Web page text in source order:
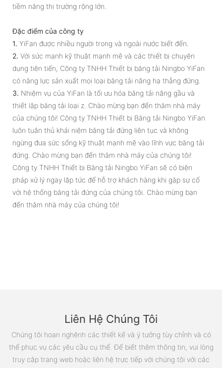
tiềm năng thị trường rộng lớn.
Đặc điểm của công ty
1. YiFan được nhiều người trong và ngoài nước biết đến.
2. Với sức mạnh kỹ thuật mạnh mẽ và các thiết bị chuyên
dụng tiên tiến, Công ty TNHH Thiết bị băng tải Ningbo YiFan
có năng lực sản xuất mọi loại băng tải nâng hạ thẳng đứng.
3. Nhiệm vụ của YiFan là tối ưu hóa băng tải nâng gầu và
thiết lập băng tải loại z. Chào mừng bạn đến thăm nhà máy
của chúng tôi! Công ty TNHH Thiết bị Băng tải Ningbo YiFan
luôn tuân thủ khái niệm băng tải đứng liên tục và không
ngừng đưa sức sống kỹ thuật mạnh mẽ vào lĩnh vực băng tải
đứng. Chào mừng bạn đến thăm nhà máy của chúng tôi!
Công ty TNHH Thiết bị Băng tải Ningbo YiFan sẽ có biện
pháp xử lý ngay lập tức để hỗ trợ khách hàng khi gặp sự cố
với hệ thống băng tải đứng của chúng tôi. Chào mừng bạn
đến thăm nhà máy của chúng tôi!
Liên Hệ Chúng Tôi
Chúng tôi hoan nghênh các thiết kế và ý tưởng tùy chỉnh và có
thể phục vụ các yêu cầu cụ thể. Để biết thêm thông tin, vui lòng
truy cập trang web hoặc liên hệ trực tiếp với chúng tôi với các